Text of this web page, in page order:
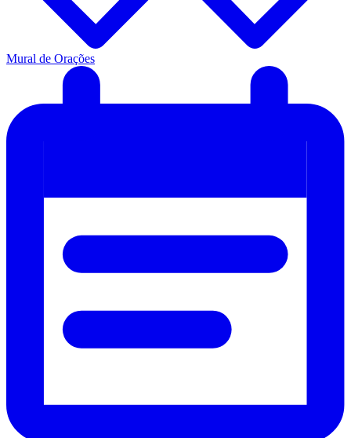
Mural de Orações